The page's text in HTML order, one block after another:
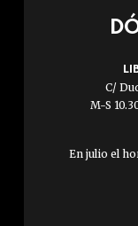
C/
M-S
En julio el